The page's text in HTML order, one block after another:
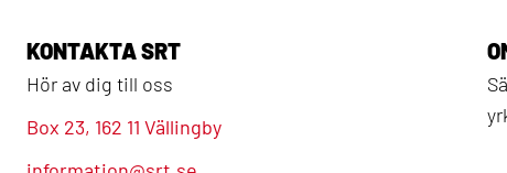
KONTAKTA SRT
Hör av dig till oss
Box 23, 162 11 Vällingby